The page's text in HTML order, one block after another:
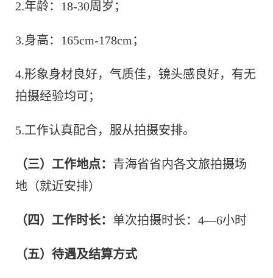
2.年龄：18-30周岁；
3.身高：165cm-178cm；
4.形象身材良好，气质佳，镜头感良好，有无
拍摄经验均可；
5.工作认真配合，服从拍摄安排。
（三）工作地点： 青海省省内各文旅拍摄场
地（就近安排）
（四）工作时长： 单次拍摄时长：4—6小时
（五）待遇及结算方式